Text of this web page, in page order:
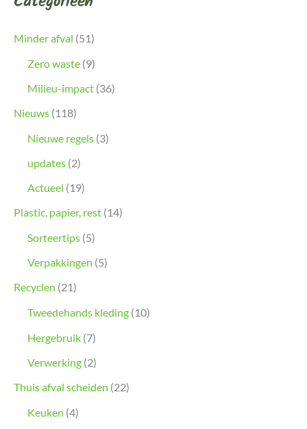
Minder afval (51)
Zero waste (9)
Milieu-impact (36)
Nieuws (118)
Nieuwe regels (3)
updates (2)
Actueel (19)
Plastic, papier, rest (14)
Sorteertips (5)
Verpakkingen (5)
Recyclen (21)
Tweedehands kleding (10)
Hergebruik (7)
Verwerking (2)
Thuis afval scheiden (22)
Keuken (4)